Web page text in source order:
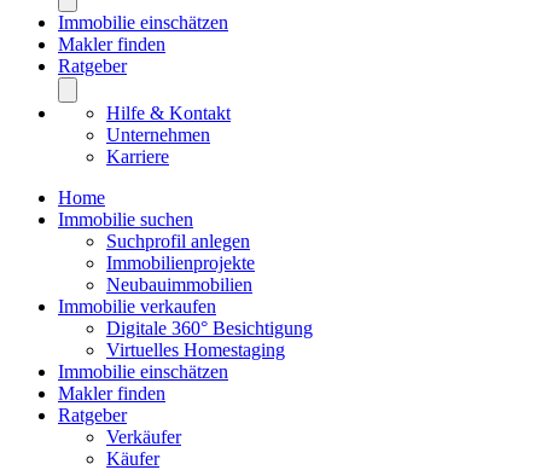
Immobilie einschätzen
Makler finden
Ratgeber
Hilfe & Kontakt
Unternehmen
Karriere
Home
Immobilie suchen
Suchprofil anlegen
Immobilienprojekte
Neubauimmobilien
Immobilie verkaufen
Digitale 360° Besichtigung
Virtuelles Homestaging
Immobilie einschätzen
Makler finden
Ratgeber
Verkäufer
Käufer